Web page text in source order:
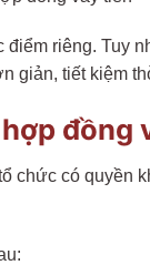
riêng. Tuy
giản, tiết kiệm
đồng
chức có quyền